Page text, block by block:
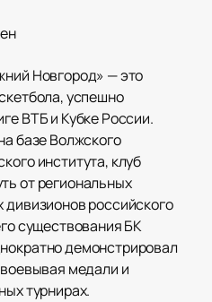
Новгород» — это
успешно
ВТБ и Кубке России.
базе Волжского
института, клуб
от региональных
российского
существования БК
демонстрировал
медали и
турнирах.